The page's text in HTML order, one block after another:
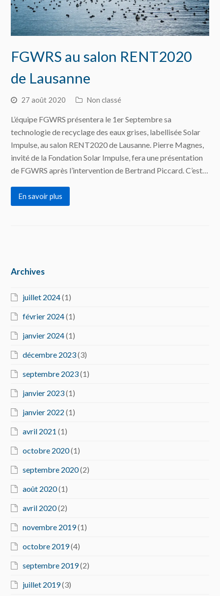
FGWRS au salon RENT2020
de Lausanne
27 août 2020 Non classé
L’équipe FGWRS présentera le 1er Septembre sa
technologie de recyclage des eaux grises, labellisée Solar
Impulse, au salon RENT2020 de Lausanne. Pierre Magnes,
invité de la Fondation Solar Impulse, fera une présentation
de FGWRS après l’intervention de Bertrand Piccard. C’est…
En savoir plus
Archives
juillet 2024(1)
février 2024(1)
janvier 2024(1)
décembre 2023(3)
septembre 2023(1)
janvier 2023(1)
janvier 2022 (1)
avril 2021 (1)
octobre 2020(1)
septembre 2020(2)
août 2020(1)
avril 2020(2)
novembre 2019(1)
octobre 2019(4)
septembre 2019(2)
juillet 2019(3)